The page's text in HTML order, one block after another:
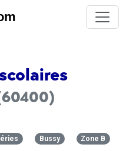
Bussy Zone B